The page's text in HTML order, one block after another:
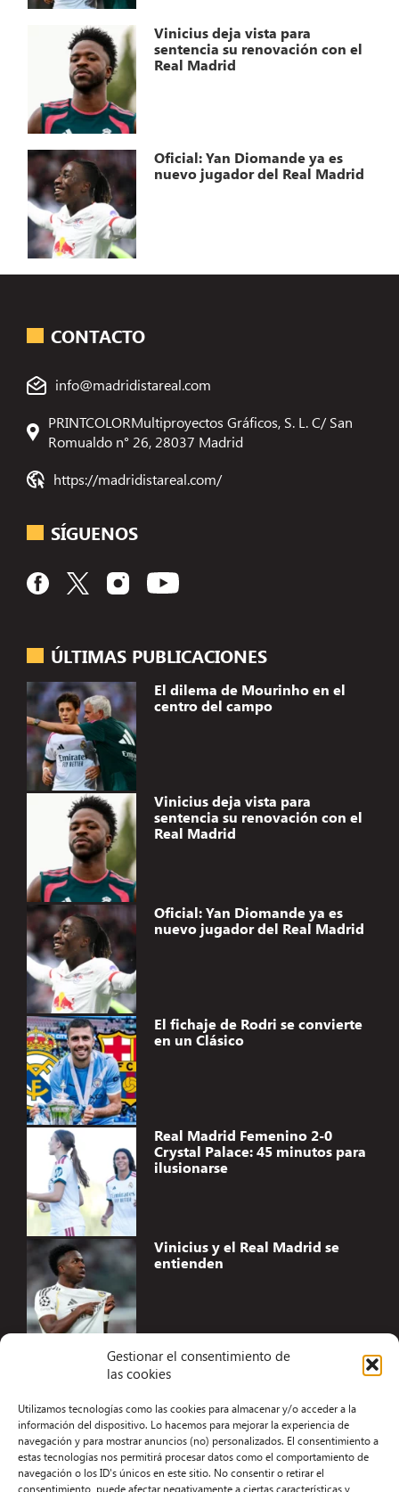
Gestionar el consentimiento de
las cookies
Utilizamos tecnologías como las cookies para almacenar y/o acceder a la
información del dispositivo. Lo hacemos para mejorar la experiencia de
navegación y para mostrar anuncios (no) personalizados. El consentimiento a
estas tecnologías nos permitirá procesar datos como el comportamiento de
navegación o los ID's únicos en este sitio. No consentir o retirar el
consentimiento, puede afectar negativamente a ciertas características y
Vinicius deja vista para
sentencia su renovación con el
Real Madrid
Oficial: Yan Diomande ya es
nuevo jugador del Real Madrid
ÚLTIMAS PUBLICACIONES
El dilema de Mourinho en el
centro del campo
Vinicius deja vista para
sentencia su renovación con el
Real Madrid
Oficial: Yan Diomande ya es
nuevo jugador del Real Madrid
El fichaje de Rodri se convierte
en un Clásico
Real Madrid Femenino 2-0
Crystal Palace: 45 minutos para
ilusionarse
Vinicius y el Real Madrid se
entienden
CONTACTO
info@madridistareal.com
PRINTCOLORMultiproyectos Gráficos, S. L. C/ San
Romualdo n° 26, 28037 Madrid
https://madridistareal.com/
SÍGUENOS
Aviso Legal
Términos y condiciones
Política de privacidad